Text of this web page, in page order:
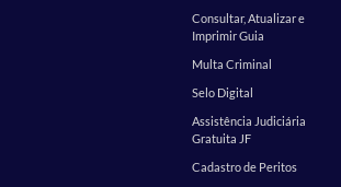
Consultar, Atualizar e
Imprimir Guia
Multa Criminal
Selo Digital
Assistência Judiciária
Gratuita JF
Cadastro de Peritos